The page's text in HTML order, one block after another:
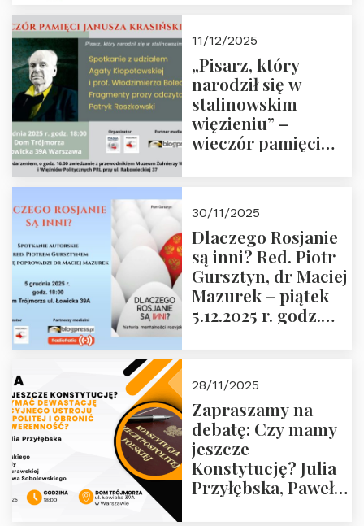
11/12/2025
„Pisarz, który
narodził się w
stalinowskim
więzieniu” –
wieczór pamięci
zwiedzanie
Muzeum Żołnierzy
Wyklętych i
Więźniów
Politycznych PRL o
godz. 16:00 – 19
30/11/2025
Dlaczego Rosjanie
są inni? Red. Piotr
Gursztyn, dr Maciej
Mazurek – piątek
5.12.2025 r. godz.
28/11/2025
Zapraszamy na
debatę: Czy mamy
jeszcze
Konstytucję? Julia
Przyłębska, Paweł